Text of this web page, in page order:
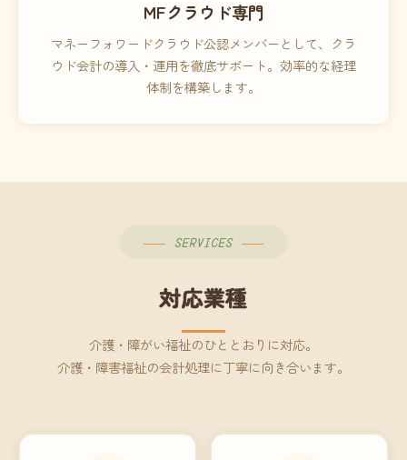
MFクラウド専門
マネーフォワードクラウド公認メンバーとして、クラ
ウド会計の導入・運用を徹底サポート。効率的な経理
体制を構築します。
SERVICES
対応業種
介護・障がい福祉のひととおりに対応。
介護・障害福祉の会計処理に丁寧に向き合います。